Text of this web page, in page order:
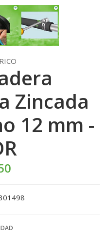
Zincada
12 mm -